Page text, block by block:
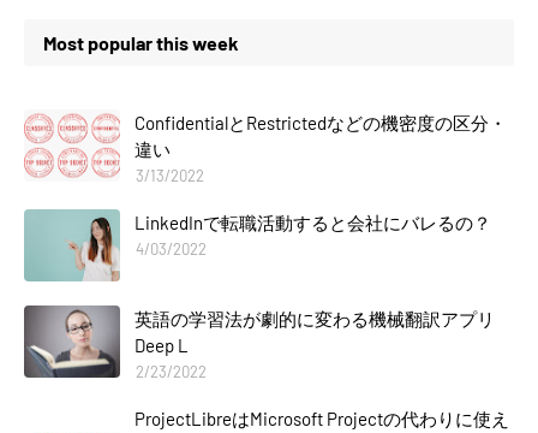
Most popular this week
ConfidentialとRestrictedなどの機密度の区分・
違い
3/13/2022
LinkedInで転職活動すると会社にバレるの？
4/03/2022
英語の学習法が劇的に変わる機械翻訳アプリ
Deep L
2/23/2022
ProjectLibreはMicrosoft Projectの代わりに使え